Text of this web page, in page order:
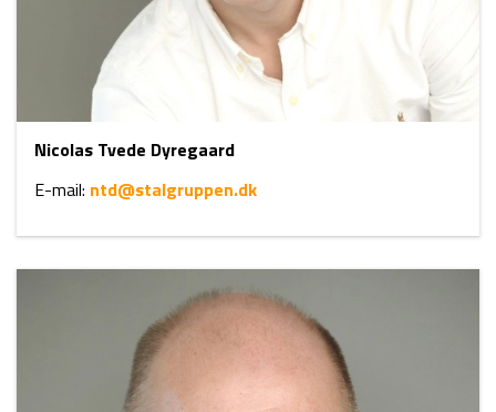
Nicolas Tvede Dyregaard
E-mail: ntd@stalgruppen.dk​